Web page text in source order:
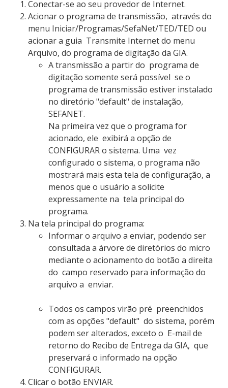
Conectar-se ao seu provedor de Internet.
Acionar o programa de transmissão, através do
menu Iniciar/Programas/SefaNet/TED/TED ou
acionar a guia Transmite Internet do menu
Arquivo, do programa de digitação da GIA.
A transmissão a partir do programa de
digitação somente será possível se o
programa de transmissão estiver instalado
no diretório "default" de instalação,
SEFANET.
Na primeira vez que o programa for
acionado, ele exibirá a opção de
CONFIGURAR o sistema. Uma vez
configurado o sistema, o programa não
mostrará mais esta tela de configuração, a
menos que o usuário a solicite
expressamente na tela principal do
programa.
Na tela principal do programa:
Informar o arquivo a enviar, podendo ser
consultada a árvore de diretórios do micro
mediante o acionamento do botão a direita
do campo reservado para informação do
arquivo a enviar.
Todos os campos virão pré preenchidos
com as opções "default" do sistema, porém
podem ser alterados, exceto o E-mail de
retorno do Recibo de Entrega da GIA, que
preservará o informado na opção
CONFIGURAR.
Clicar o botão ENVIAR.